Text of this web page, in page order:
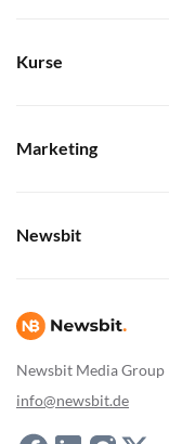
Newsbit Media Group
info@newsbit.de
Kurse
Marketing
Newsbit